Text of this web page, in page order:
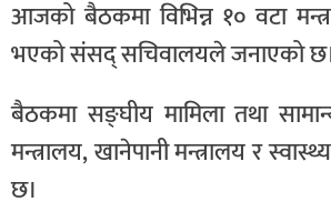
आजको बैठकमा विभिन्न १० वटा
भएको संसद् सचिवालयले जनाएको
बैठकमा सङ्घीय मामिला तथा
मन्त्रालय, खानेपानी मन्त्रालय र
छ।